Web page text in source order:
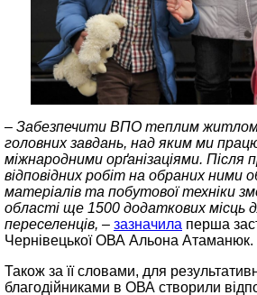
– Забезпечити ВПО теплим житлом
головних завдань, над яким ми
міжнародними орґанізаціями. Після
відповідних робіт на обраних ними
матеріалів та побутової техніки
області ще 1500 додаткових місць
переселенців, – зазначила перша
Чернівецької ОВА Альона Атаманюк.
Також за її словами, для
благодійниками в ОВА створили